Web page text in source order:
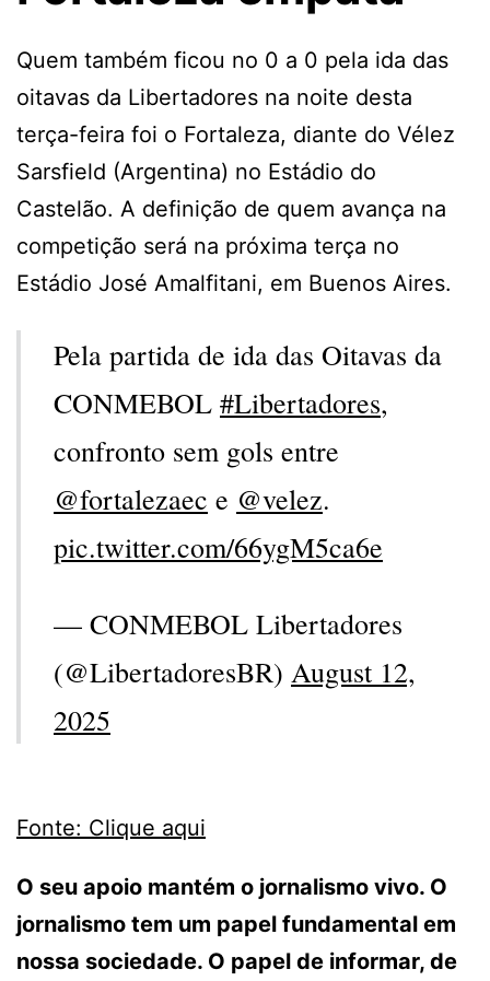
Quem também ficou no 0 a 0 pela ida das
oitavas da Libertadores na noite desta
terça-feira foi o Fortaleza, diante do Vélez
Sarsfield (Argentina) no Estádio do
Castelão. A definição de quem avança na
competição será na próxima terça no
Estádio José Amalfitani, em Buenos Aires.
Pela partida de ida das Oitavas da
CONMEBOL #Libertadores,
confronto sem gols entre
@fortalezaec e @velez.
pic.twitter.com/66ygM5ca6e
— CONMEBOL Libertadores
(@LibertadoresBR) August 12,
2025
Fonte: Clique aqui
O seu apoio mantém o jornalismo vivo. O
jornalismo tem um papel fundamental em
nossa sociedade. O papel de informar, de